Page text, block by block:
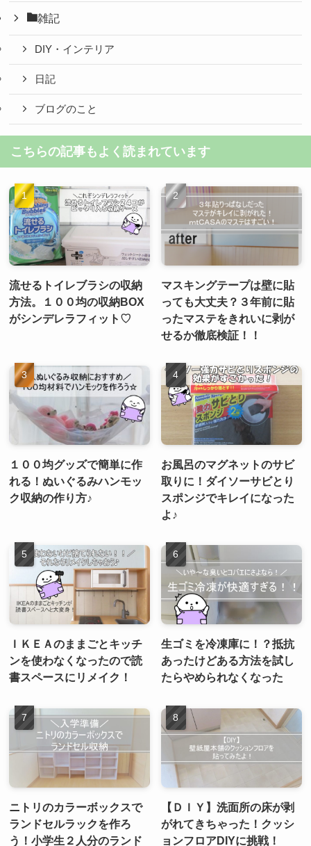
雑記
DIY・インテリア
日記
ブログのこと
こちらの記事もよく読まれています
流せるトイレブラシの収納
方法。１００均の収納BOX
がシンデレラフィット♡
マスキングテープは壁に貼
っても大丈夫？３年前に貼
ったマステをきれいに剥が
せるか徹底検証！！
１００均グッズで簡単に作
れる！ぬいぐるみハンモッ
ク収納の作り方♪
お風呂のマグネットのサビ
取りに！ダイソーサビとり
スポンジでキレイになった
よ♪
ＩＫＥＡのままごとキッチ
ンを使わなくなったので読
書スペースにリメイク！
生ゴミを冷凍庫に！？抵抗
あったけどある方法を試し
たらやめられなくなった
ニトリのカラーボックスで
ランドセルラックを作ろ
う！小学生２人分のランド
【ＤＩＹ】洗面所の床が剥
がれてきちゃった！クッシ
ョンフロアDIYに挑戦！